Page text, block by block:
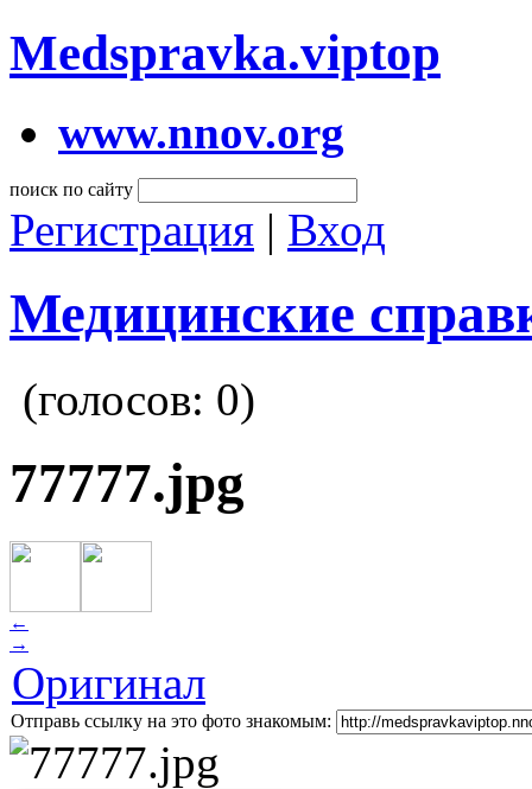
Medspravka.viptop
www.nnov.org
поиск по сайту
Регистрация | Вход
Медицинские
(голосов: 0)
77777.jpg
←
→
Оригинал
Отправь ссылку на это фото знакомым: